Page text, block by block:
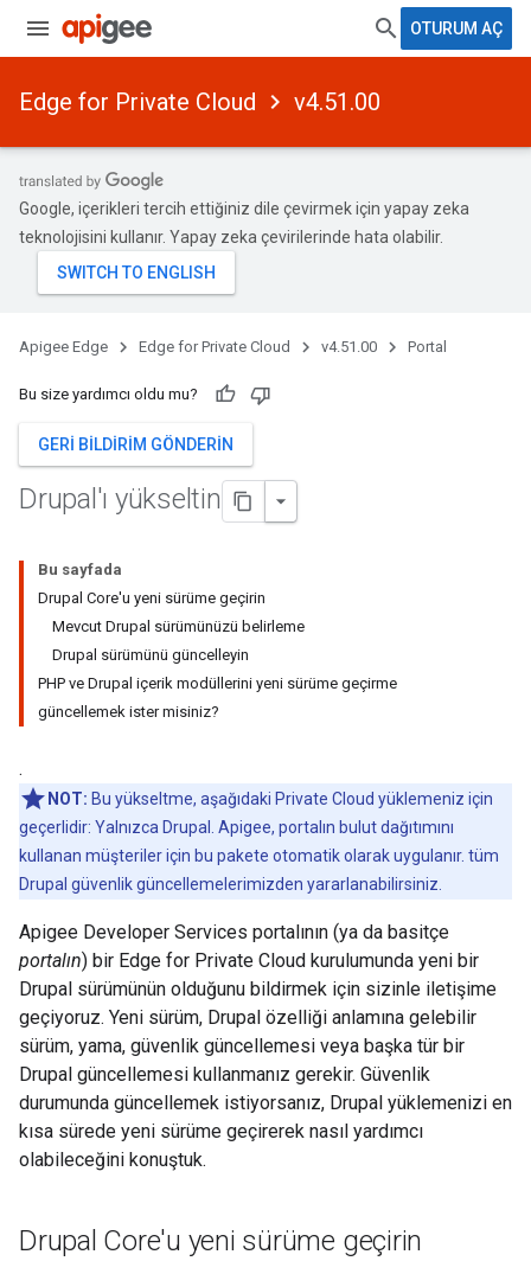
OTURUM AÇ
Edge for Private Cloud v4.51.00
Google, içerikleri tercih ettiğiniz dile çevirmek için yapay zeka
teknolojisini kullanır. Yapay zeka çevirilerinde hata olabilir.
Apigee Edge Edge for Private Cloud v4.51.00 Portal
Bu size yardımcı oldu mu?
GERI BILDIRIM GÖNDERIN
Drupal'ı yükseltin
Bu sayfada
Drupal Core'u yeni sürüme geçirin
Mevcut Drupal sürümünüzü belirleme
Drupal sürümünü güncelleyin
PHP ve Drupal içerik modüllerini yeni sürüme geçirme
güncellemek ister misiniz?
.
NOT: Bu yükseltme, aşağıdaki Private Cloud yüklemeniz için
geçerlidir: Yalnızca Drupal. Apigee, portalın bulut dağıtımını
kullanan müşteriler için bu pakete otomatik olarak uygulanır. tüm
Drupal güvenlik güncellemelerimizden yararlanabilirsiniz.
Apigee Developer Services portalının (ya da basitçe
portalın) bir Edge for Private Cloud kurulumunda yeni bir
Drupal sürümünün olduğunu bildirmek için sizinle iletişime
geçiyoruz. Yeni sürüm, Drupal özelliği anlamına gelebilir
sürüm, yama, güvenlik güncellemesi veya başka tür bir
Drupal güncellemesi kullanmanız gerekir. Güvenlik
durumunda güncellemek istiyorsanız, Drupal yüklemenizi en
kısa sürede yeni sürüme geçirerek nasıl yardımcı
olabileceğini konuştuk.
Drupal Core'u yeni sürüme geçirin